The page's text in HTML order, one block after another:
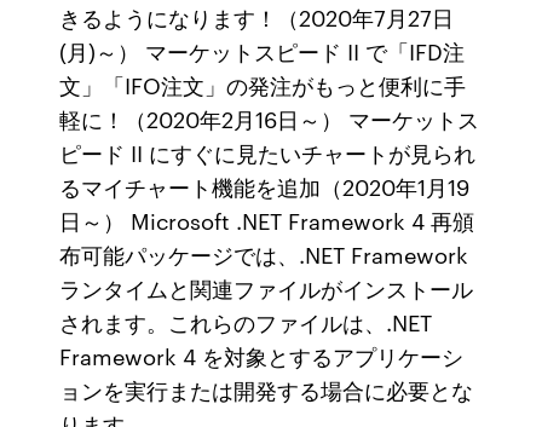
きるようになります！（2020年7月27日
(月)～） マーケットスピード II で「IFD注
文」「IFO注文」の発注がもっと便利に手
軽に！（2020年2月16日～） マーケットス
ピード II にすぐに見たいチャートが見られ
るマイチャート機能を追加（2020年1月19
日～） Microsoft .NET Framework 4 再頒
布可能パッケージでは、.NET Framework
ランタイムと関連ファイルがインストール
されます。これらのファイルは、.NET
Framework 4 を対象とするアプリケーシ
ョンを実行または開発する場合に必要とな